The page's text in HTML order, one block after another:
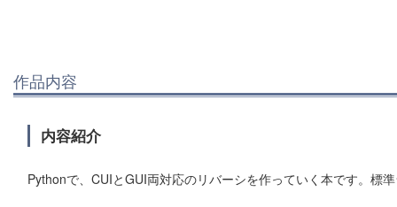
作品内容
内容紹介
Pythonで、CUIとGUI両対応のリバーシを作っていく本です。標